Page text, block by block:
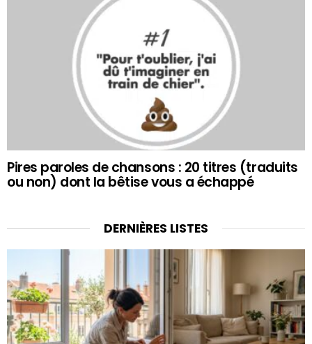
Pires paroles de chansons : 20 titres (traduits
ou non) dont la bêtise vous a échappé
DERNIÈRES LISTES